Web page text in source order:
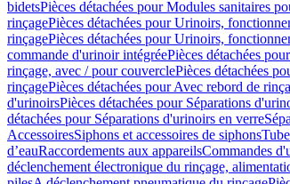
bidetsPièces détachées pour Modules sanitaires
rinçagePièces détachées pour Urinoirs,
rinçagePièces détachées pour Urinoirs,
commande d'urinoir intégréePièces détachées
rinçage, avec / pour couverclePièces détachées
rinçagePièces détachées pour Avec rebord de
d'urinoirsPièces détachées pour Séparations
détachées pour Séparations d'urinoirs en verre
AccessoiresSiphons et accessoires de siphons
d’eauRaccordements aux appareilsCommandes
déclenchement électronique du rinçage,